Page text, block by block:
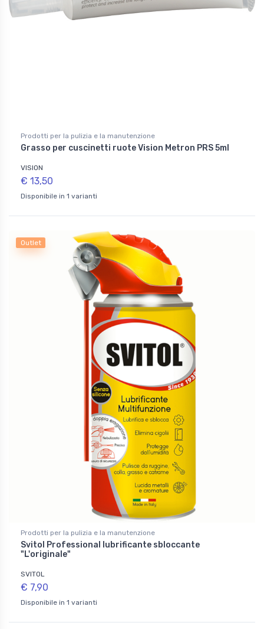
Prodotti per la pulizia e la manutenzione
Grasso per cuscinetti ruote Vision Metron PRS 5ml
VISION
€ 13,50
Disponibile in 1 varianti
Outlet
Prodotti per la pulizia e la manutenzione
Svitol Professional lubrificante sbloccante
"L'originale"
SVITOL
€ 7,90
Disponibile in 1 varianti